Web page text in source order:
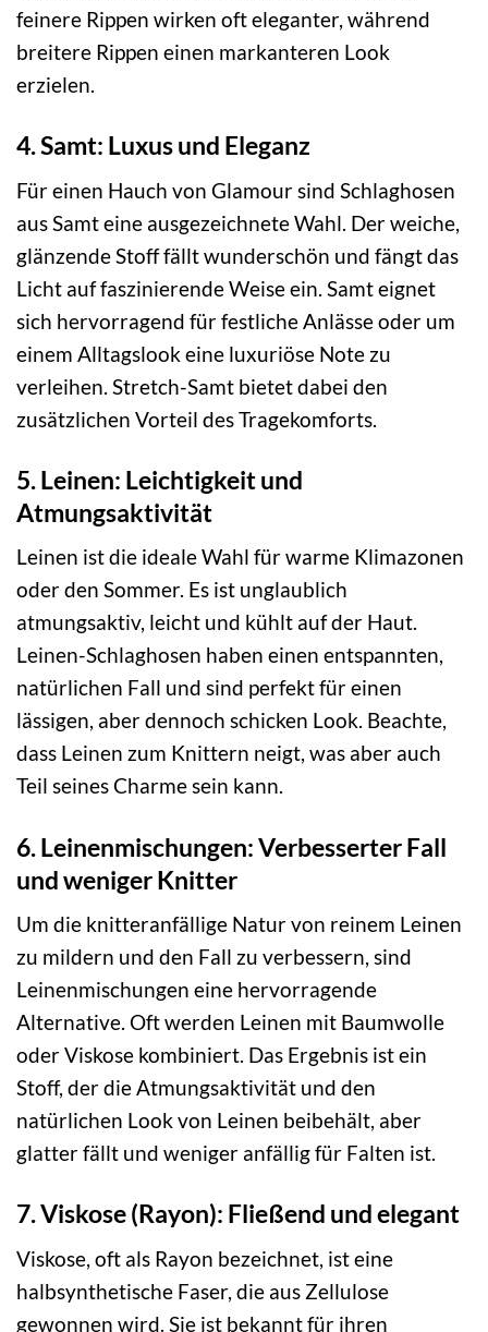
feinere Rippen wirken oft eleganter, während
breitere Rippen einen markanteren Look
erzielen.
4. Samt: Luxus und Eleganz
Für einen Hauch von Glamour sind Schlaghosen
aus Samt eine ausgezeichnete Wahl. Der weiche,
glänzende Stoff fällt wunderschön und fängt das
Licht auf faszinierende Weise ein. Samt eignet
sich hervorragend für festliche Anlässe oder um
einem Alltagslook eine luxuriöse Note zu
verleihen. Stretch-Samt bietet dabei den
zusätzlichen Vorteil des Tragekomforts.
5. Leinen: Leichtigkeit und
Atmungsaktivität
Leinen ist die ideale Wahl für warme Klimazonen
oder den Sommer. Es ist unglaublich
atmungsaktiv, leicht und kühlt auf der Haut.
Leinen-Schlaghosen haben einen entspannten,
natürlichen Fall und sind perfekt für einen
lässigen, aber dennoch schicken Look. Beachte,
dass Leinen zum Knittern neigt, was aber auch
Teil seines Charme sein kann.
6. Leinenmischungen: Verbesserter Fall
und weniger Knitter
Um die knitteranfällige Natur von reinem Leinen
zu mildern und den Fall zu verbessern, sind
Leinenmischungen eine hervorragende
Alternative. Oft werden Leinen mit Baumwolle
oder Viskose kombiniert. Das Ergebnis ist ein
Stoff, der die Atmungsaktivität und den
natürlichen Look von Leinen beibehält, aber
glatter fällt und weniger anfällig für Falten ist.
7. Viskose (Rayon): Fließend und elegant
Viskose, oft als Rayon bezeichnet, ist eine
halbsynthetische Faser, die aus Zellulose
gewonnen wird. Sie ist bekannt für ihren